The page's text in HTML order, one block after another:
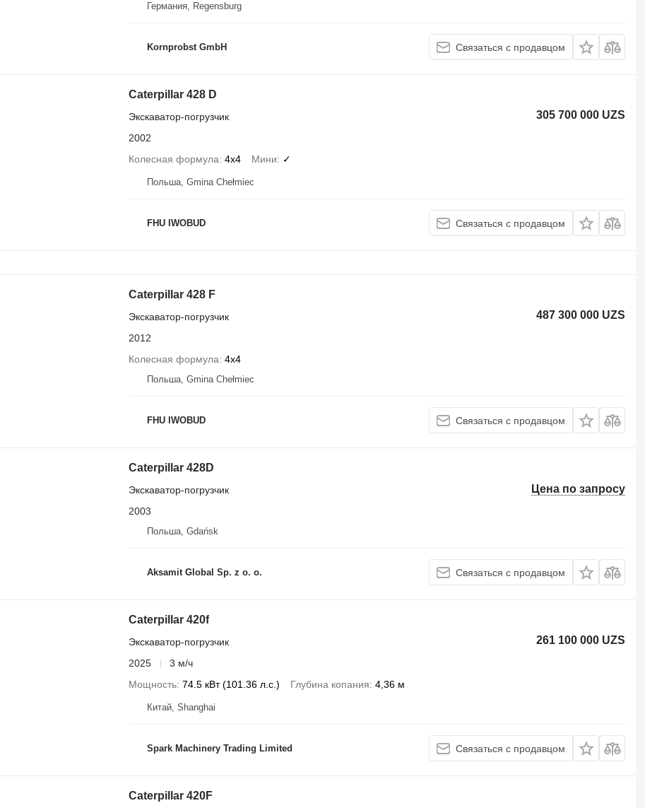
Германия, Regensburg
Kornprobst GmbH Связаться с продавцом
Caterpillar 428 D
305 700 000 UZS
Экскаватор-погрузчик
2002
Колесная формула 4x4 Мини ✓
Польша, Gmina Chełmiec
FHU IWOBUD Связаться с продавцом
Caterpillar 428 F
487 300 000 UZS
Экскаватор-погрузчик
2012
Колесная формула 4x4
Польша, Gmina Chełmiec
FHU IWOBUD Связаться с продавцом
Caterpillar 428D
Цена по запросу
Экскаватор-погрузчик
2003
Польша, Gdańsk
Aksamit Global Sp. z o. o. Связаться с продавцом
Caterpillar 420f
261 100 000 UZS
Экскаватор-погрузчик
2025
3 м/ч
Мощность 74.5 кВт (101.36 л.с.) Глубина копания 4,36 м
Китай, Shanghai
Spark Machinery Trading Limited Связаться с продавцом
Caterpillar 420F